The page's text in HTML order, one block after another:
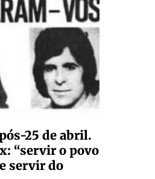
25 de abril.
“servir o povo
servir do